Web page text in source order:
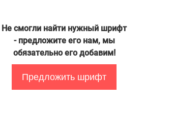
Не смогли найти нужный шрифт
- предложите его нам, мы
обязательно его добавим!
Предложить шрифт